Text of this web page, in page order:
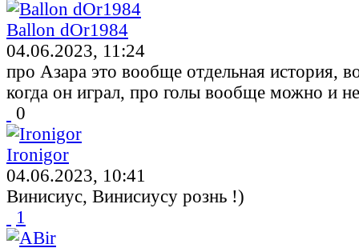
Ballon dOr1984
04.06.2023, 11:24
про Азара это вообще отдельная история,
когда он играл, про голы вообще можно и
0
Ironigor
04.06.2023, 10:41
Винисиус, Винисиусу рознь !)
1